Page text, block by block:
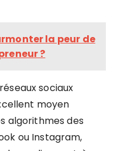
la peur de
?
sociaux
moyen
algorithmes des
ou Instagram,